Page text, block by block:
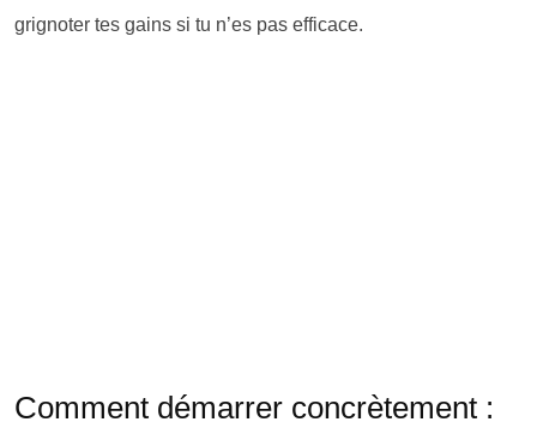
grignoter tes gains si tu n’es pas efficace.
Comment démarrer concrètement :